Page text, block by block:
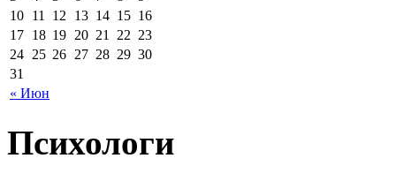
« Июн
10 11 12 13 14 15 16
17 18 19 20 21 22 23
24 25 26 27 28 29 30
31
Психологи